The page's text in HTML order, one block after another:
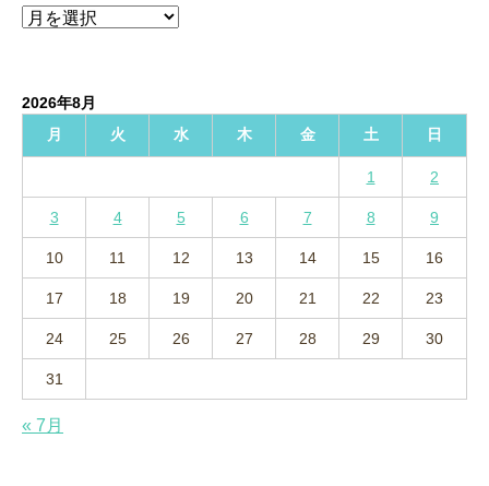
ア
ブ
2026年8月
月
火 水 木 金 土 日
1 2
3 4 5 6 7 8 9
10 11 12 13 14 15 16
17 18 19 20 21 22 23
24 25 26 27 28 29 30
31
« 7月